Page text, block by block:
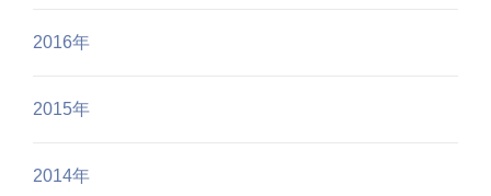
2016年
2015年
2014年